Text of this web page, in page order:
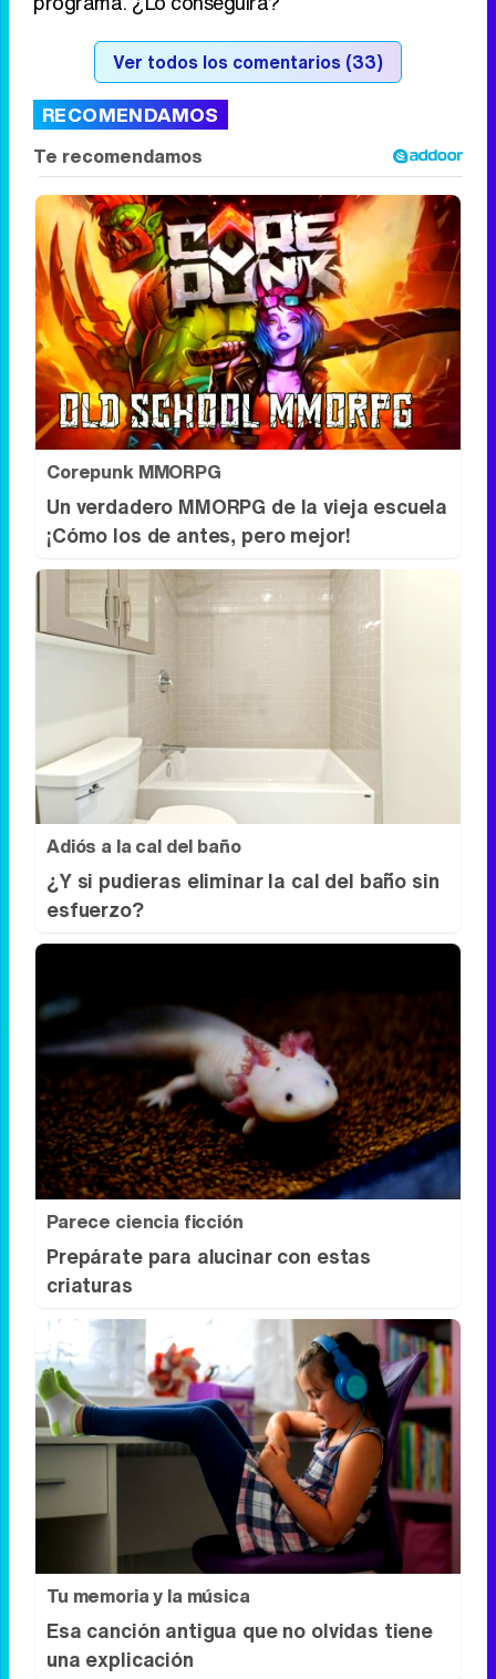
programa.
En colaboración con La Fabrica de la Tele,
Telecincopretende remontar sus audiencias
intentando tocar una tecla nuevacon la ayuda
de Carlota Corredera como rostro principal del
programa. ¿Lo conseguirá?
Ver todos los comentarios (33)
RECOMENDAMOS
Un verdadero MMORPG de la vieja escuela
¡Cómo los de antes, pero mejor!
Adiós a la cal del baño
¿Y si pudieras eliminar la cal del baño sin
esfuerzo?
Parece ciencia ficción
Prepárate para alucinar con estas
criaturas